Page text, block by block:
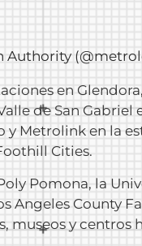
Authority
en
de San
Metrolink en la
Cities.
Pomona, la
Angeles County
museos y centros